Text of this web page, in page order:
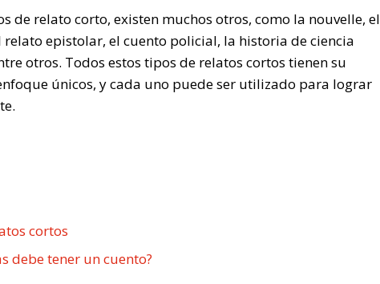
de relato corto, existen muchos otros, como la nouvelle, el
epistolar, el cuento policial, la historia de ciencia
otros. Todos estos tipos de relatos cortos tienen su
únicos, y cada uno puede ser utilizado para lograr
cortos
debe tener un cuento?